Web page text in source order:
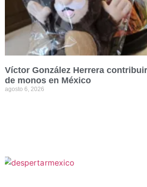
Víctor González Herrera
de monos en México
agosto 6, 2026